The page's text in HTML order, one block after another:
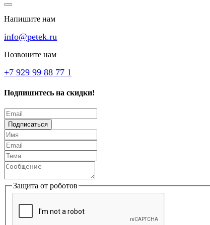
Напишите нам
info@petek.ru
Позвоните нам
+7 929 99 88 77 1
Подпишитесь на скидки!
Подписаться
Защита от роботов